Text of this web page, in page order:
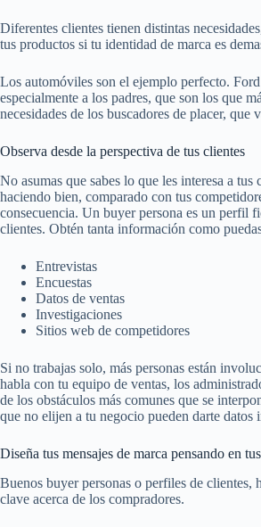
Diferentes clientes tienen distintas
tus productos si tu identidad de marca es
Los automóviles son el ejemplo perfecto.
especialmente a los padres, que son los que
necesidades de los buscadores de placer,
Observa desde la perspectiva de tus clientes
No asumas que sabes lo que les interesa a
haciendo bien, comparado con tus
consecuencia. Un buyer persona es un perfil
clientes. Obtén tanta información como
Entrevistas
Encuestas
Datos de ventas
Investigaciones
Sitios web de competidores
Si no trabajas solo, más personas están
habla con tu equipo de ventas, los
de los obstáculos más comunes que se
que no elijen a tu negocio pueden darte datos
Diseña tus mensajes de marca pensando en
Buenos buyer personas o perfiles de clientes,
clave acerca de los compradores.